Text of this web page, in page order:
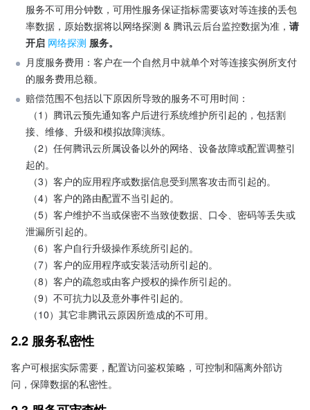
服务不可用分钟数，可用性服务保证指标需要该对等连接的丢包
率数据，原始数据将以网络探测 & 腾讯云后台监控数据为准， 请
开启 网络探测 服务。
月度服务费用：客户在一个自然月中就单个对等连接实例所支付
的服务费用总额。
赔偿范围不包括以下原因所导致的服务不可用时间：
接、维修、升级和模拟故障演练。
起的。
泄漏所引起的。
（10）其它非腾讯云原因所造成的不可用。
2.2 服务私密性
客户可根据实际需要，配置访问鉴权策略，可控制和隔离外部访
问，保障数据的私密性。